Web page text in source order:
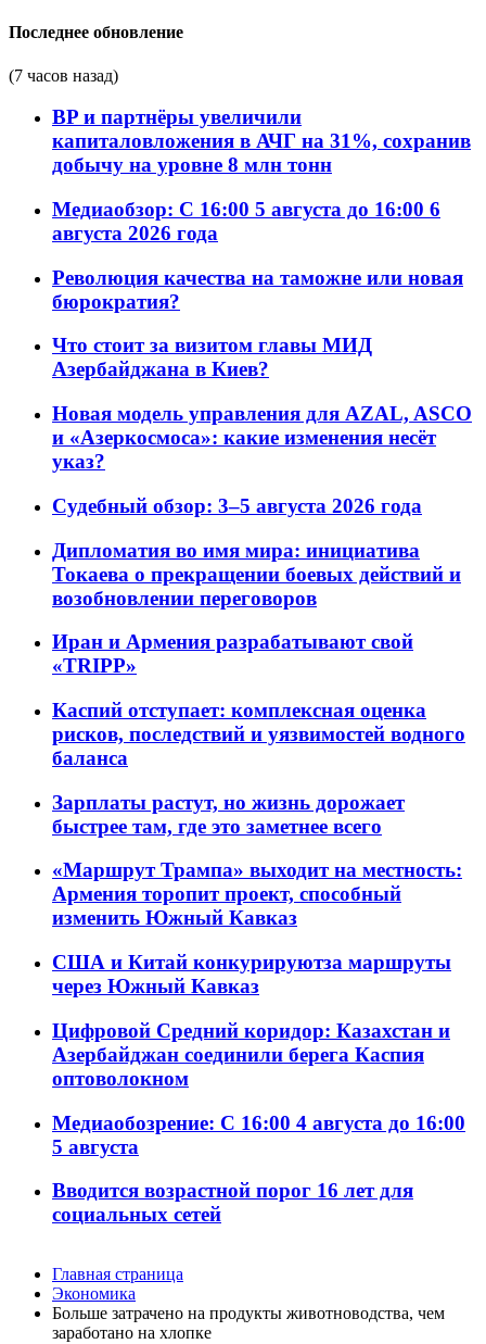
Последнее обновление
(7 часов назад)
BP и партнёры увеличили
капиталовложения в АЧГ на 31%, сохранив
добычу на уровне 8 млн тонн
Медиаобзор: С 16:00 5 августа до 16:00 6
августа 2026 года
Революция качества на таможне или новая
бюрократия?
Что стоит за визитом главы МИД
Азербайджана в Киев?
Новая модель управления для AZAL, ASCO
и «Азеркосмоса»: какие изменения несёт
указ?
Судебный обзор: 3–5 августа 2026 года
Дипломатия во имя мира: инициатива
Токаева о прекращении боевых действий и
возобновлении переговоров
Иран и Армения разрабатывают свой
«TRIPP»
Каспий отступает: комплексная оценка
рисков, последствий и уязвимостей водного
баланса
Зарплаты растут, но жизнь дорожает
быстрее там, где это заметнее всего
«Маршрут Трампа» выходит на местность:
Армения торопит проект, способный
изменить Южный Кавказ
США и Китай конкурируютза маршруты
через Южный Кавказ
Цифровой Средний коридор: Казахстан и
Азербайджан соединили берега Каспия
оптоволокном
Медиаобозрение: С 16:00 4 августа до 16:00
5 августа
Вводится возрастной порог 16 лет для
социальных сетей
Главная страница
Экономика
Больше затрачено на продукты животноводства, чем
заработано на хлопке